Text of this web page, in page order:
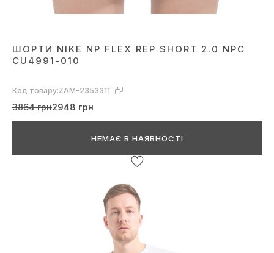
ШОРТИ NIKE NP FLEX REP SHORT 2.0 NPC
CU4991-010
Код товару:ZAM-2353311
3864 грн2948 грн
НЕМАЄ В НАЯВНОСТІ